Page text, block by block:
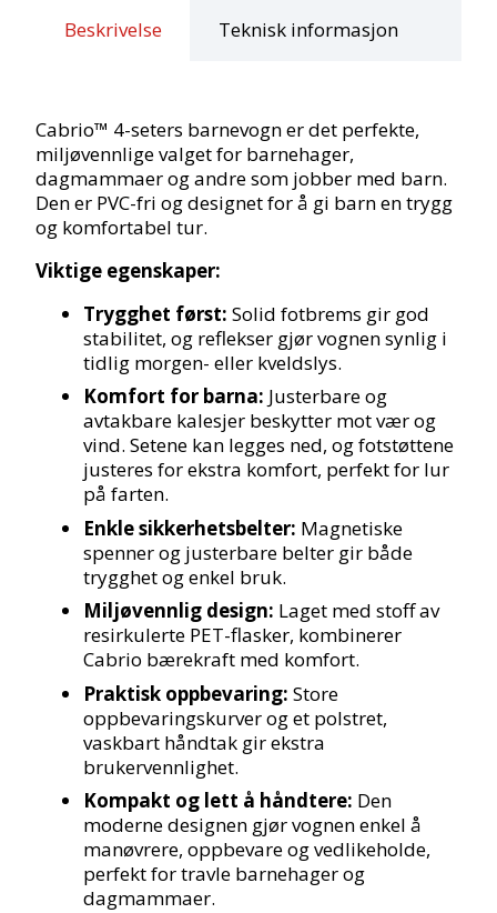
Beskrivelse Teknisk informasjon
Cabrio™ 4-seters barnevogn er det perfekte,
miljøvennlige valget for barnehager,
dagmammaer og andre som jobber med barn.
Den er PVC-fri og designet for å gi barn en trygg
og komfortabel tur.
Viktige egenskaper:
Trygghet først: Solid fotbrems gir god
stabilitet, og reflekser gjør vognen synlig i
tidlig morgen- eller kveldslys.
Komfort for barna: Justerbare og
avtakbare kalesjer beskytter mot vær og
vind. Setene kan legges ned, og fotstøttene
justeres for ekstra komfort, perfekt for lur
på farten.
Enkle sikkerhetsbelter: Magnetiske
spenner og justerbare belter gir både
trygghet og enkel bruk.
Miljøvennlig design: Laget med stoff av
resirkulerte PET-flasker, kombinerer
Cabrio bærekraft med komfort.
Praktisk oppbevaring: Store
oppbevaringskurver og et polstret,
vaskbart håndtak gir ekstra
brukervennlighet.
Kompakt og lett å håndtere: Den
moderne designen gjør vognen enkel å
manøvrere, oppbevare og vedlikeholde,
perfekt for travle barnehager og
dagmammaer.